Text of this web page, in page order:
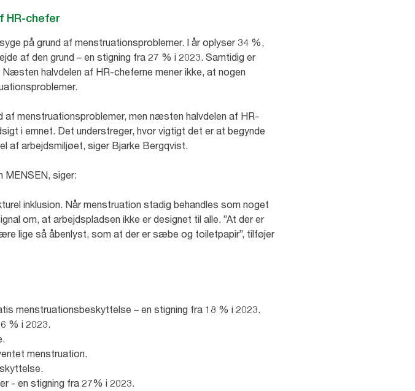
HR-chefer
på grund af menstruationsproblemer. I år oplyser 34 %,
af den grund – en stigning fra 27 % i 2023. Samtidig er
halvdelen af HR-cheferne mener ikke, at nogen
af menstruationsproblemer, men næsten halvdelen af HR-
i emnet. Det understreger, hvor vigtigt det er at begynde
af arbejdsmiljøet, siger Bjarke Bergqvist.
MENSEN, siger:
inklusion. Når menstruation stadig behandles som noget
om, at arbejdspladsen ikke er designet til alle. ”At der er
lige så åbenlyst, som at der er sæbe og toiletpapir”, tilføjer
menstruationsbeskyttelse – en stigning fra 18 % i 2023.
% i 2023.
menstruation.
- en stigning fra 27% i 2023.